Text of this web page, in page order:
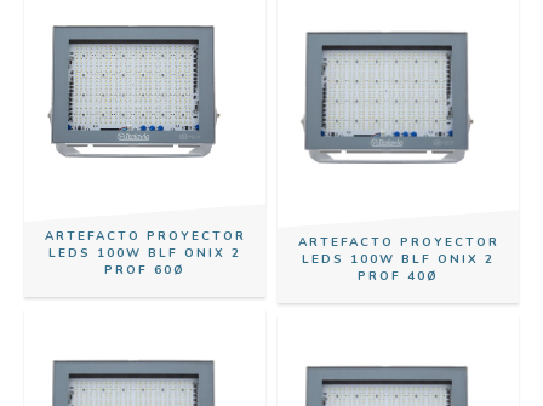
ARTEFACTO PROYECTOR
LEDS 100W BLF ONIX 2
PROF 60Ø
ARTEFACTO PROYECTOR
LEDS 100W BLF ONIX 2
PROF 40Ø